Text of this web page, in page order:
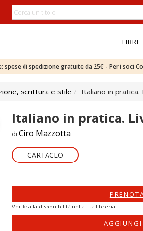
LIBRI
spese di spedizione gratuite da 25€ - Per i soci
scrittura e stile Italiano in pratica.
Italiano in pratica.
di Ciro Mazzotta
CARTACEO
Verifica la disponibilità nella tua libreria
AGGIUNGI